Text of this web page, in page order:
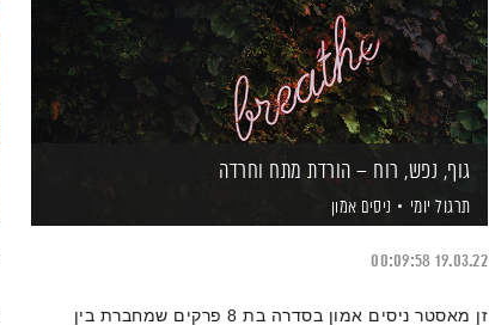
גוף, נפש, רוח – הורדת מתח וחרדה
תרגול יומי ניסים אמון
19.03.22
00:09:58
זן מאסטר ניסים אמון בסדרה בת 8 פרקים שמחברת בין